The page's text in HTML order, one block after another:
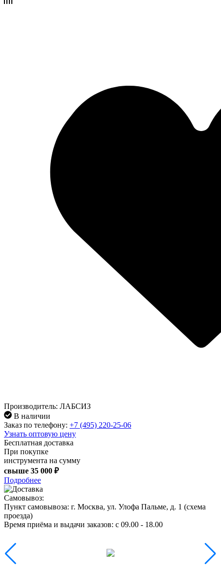
Производитель: ЛАБСИЗ
В наличии
Заказ по телефону: +7 (495) 220-25-06
Узнать оптовую цену
Бесплатная доставка
При покупке
инструмента на сумму
свыше 35 000 ₽
Подробнее
Самовывоз:
Пункт самовывоза: г. Москва, ул. Улофа Пальме, д. 1 (схема
проезда)
Время приёма и выдачи заказов: c 09.00 - 18.00